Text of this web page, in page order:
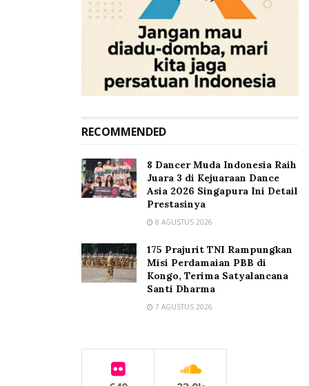
RECOMMENDED
8 Dancer Muda Indonesia Raih
Juara 3 di Kejuaraan Dance
Asia 2026 Singapura Ini Detail
Prestasinya
8 AGUSTUS 2026
175 Prajurit TNI Rampungkan
Misi Perdamaian PBB di
Kongo, Terima Satyalancana
Santi Dharma
7 AGUSTUS 2026